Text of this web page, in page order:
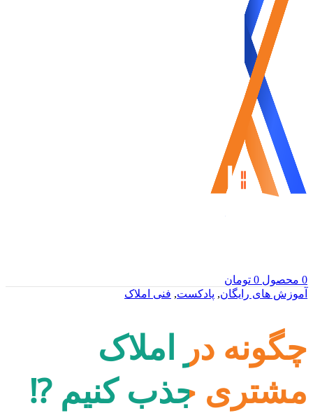
0 محصول 0 تومان
آموزش های رایگان, پادکست, فنی املاک
چگونه در املاک
مشتری جذب کنیم ⁉️